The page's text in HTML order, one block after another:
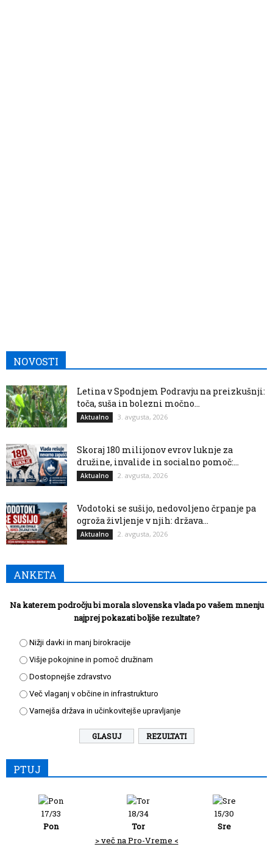
NOVOSTI
Letina v Spodnjem Podravju na preizkušnji:
toča, suša in bolezni močno...
Aktualno 3. avgusta, 2026
Skoraj 180 milijonov evrov luknje za
družine, invalide in socialno pomoč:...
Aktualno 2. avgusta, 2026
Vodotoki se sušijo, nedovoljeno črpanje pa
ogroža življenje v njih: država...
Aktualno 2. avgusta, 2026
ANKETA
Na katerem področju bi morala slovenska vlada po vašem mnenju
najprej pokazati boljše rezultate?
Nižji davki in manj birokracije
Višje pokojnine in pomoč družinam
Dostopnejše zdravstvo
Več vlaganj v občine in infrastrukturo
Varnejša država in učinkovitejše upravljanje
REZULTATI
PTUJ
17/33
Pon
18/34
Tor
15/30
Sre
> več na Pro-Vreme <